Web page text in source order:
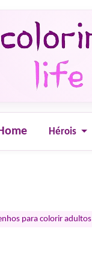
Hérois
para colorir adultos